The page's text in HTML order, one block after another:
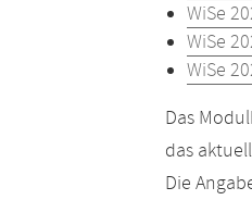
WiSe
WiSe
WiSe
Das
das
Die